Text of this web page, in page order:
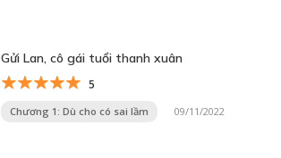
Gửi Lan, cô gái tuổi thanh xuân
5
Chương 1: Dù cho có sai lầm 09/11/2022